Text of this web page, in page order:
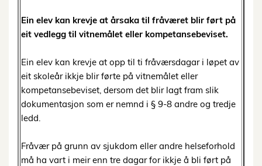
Ein elev kan krevje at årsaka til fråværet blir ført på
eit vedlegg til vitnemålet eller kompetansebeviset.
Ein elev kan krevje at opp til ti fråværsdagar i løpet av
eit skoleår ikkje blir førte på vitnemålet eller
kompetansebeviset, dersom det blir lagt fram slik
dokumentasjon som er nemnd i § 9-8 andre og tredje
ledd.
Fråvær på grunn av sjukdom eller andre helseforhold
må ha vart i meir enn tre dagar for ikkje å bli ført på